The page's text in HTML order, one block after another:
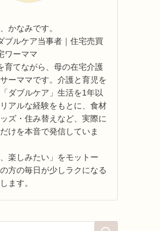
かなみです。
ブルケア当事者｜住宅売買
ワーママ
育てながら、母の在宅介護
ーママです。介護と育児を
ダブルケア」生活を1年以
リアルな経験をもとに、食材
ズ・住み替えなど、実際に
けを本音で発信していま
、楽しみたい」をモットー
方の毎日が少しラクになる
ます。